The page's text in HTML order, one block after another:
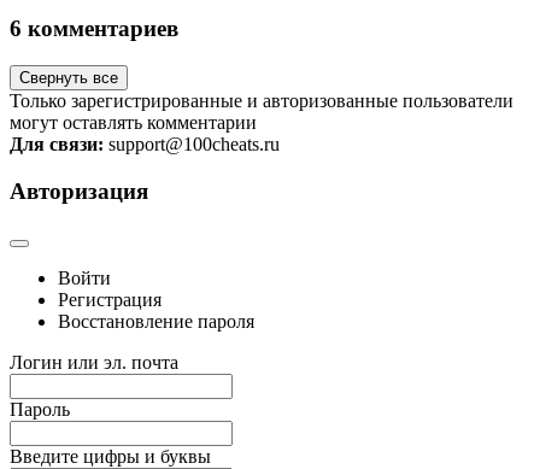
6 комментариев
Свернуть все
Только зарегистрированные и авторизованные пользователи
могут оставлять комментарии
Для связи: support@100cheats.ru
Авторизация
Войти
Регистрация
Восстановление пароля
Логин или эл. почта
Пароль
Введите цифры и буквы